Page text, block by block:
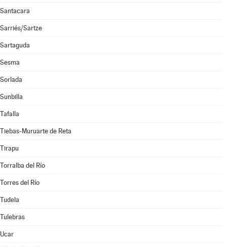
Santacara
Sarriés/Sartze
Sartaguda
Sesma
Sorlada
Sunbilla
Tafalla
Tiebas-Muruarte de Reta
Tirapu
Torralba del Río
Torres del Río
Tudela
Tulebras
Ucar